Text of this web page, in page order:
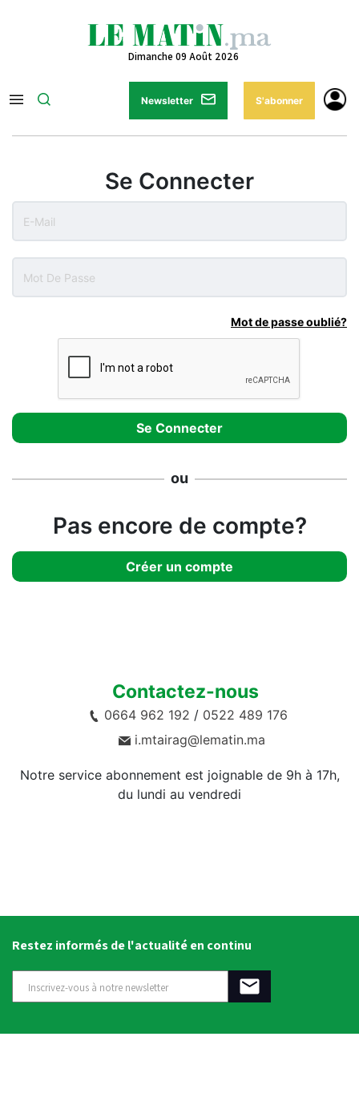
Dimanche 09 Août 2026
Newsletter S'abonner
Se Connecter
Mot de passe oublié?
ou
Pas encore de compte?
Créer un compte
Contactez-nous
0664 962 192 / 0522 489 176
i.mtairag@lematin.ma
Notre service abonnement est joignable de 9h à 17h,
du lundi au vendredi
Restez informés de l'actualité en continu